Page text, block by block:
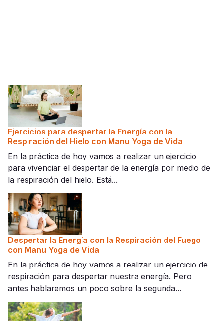
Ejercicios para despertar la Energía con la
Respiración del Hielo con Manu Yoga de Vida
En la práctica de hoy vamos a realizar un ejercicio
para vivenciar el despertar de la energía por medio de
la respiración del hielo. Está...
Despertar la Energía con la Respiración del Fuego
con Manu Yoga de Vida
En la práctica de hoy vamos a realizar un ejercicio de
respiración para despertar nuestra energía. Pero
antes hablaremos un poco sobre la segunda...